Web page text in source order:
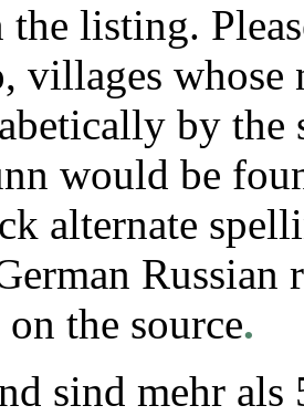
listing.
villages
by the
would be
alternate
Russian
the source.
sind mehr